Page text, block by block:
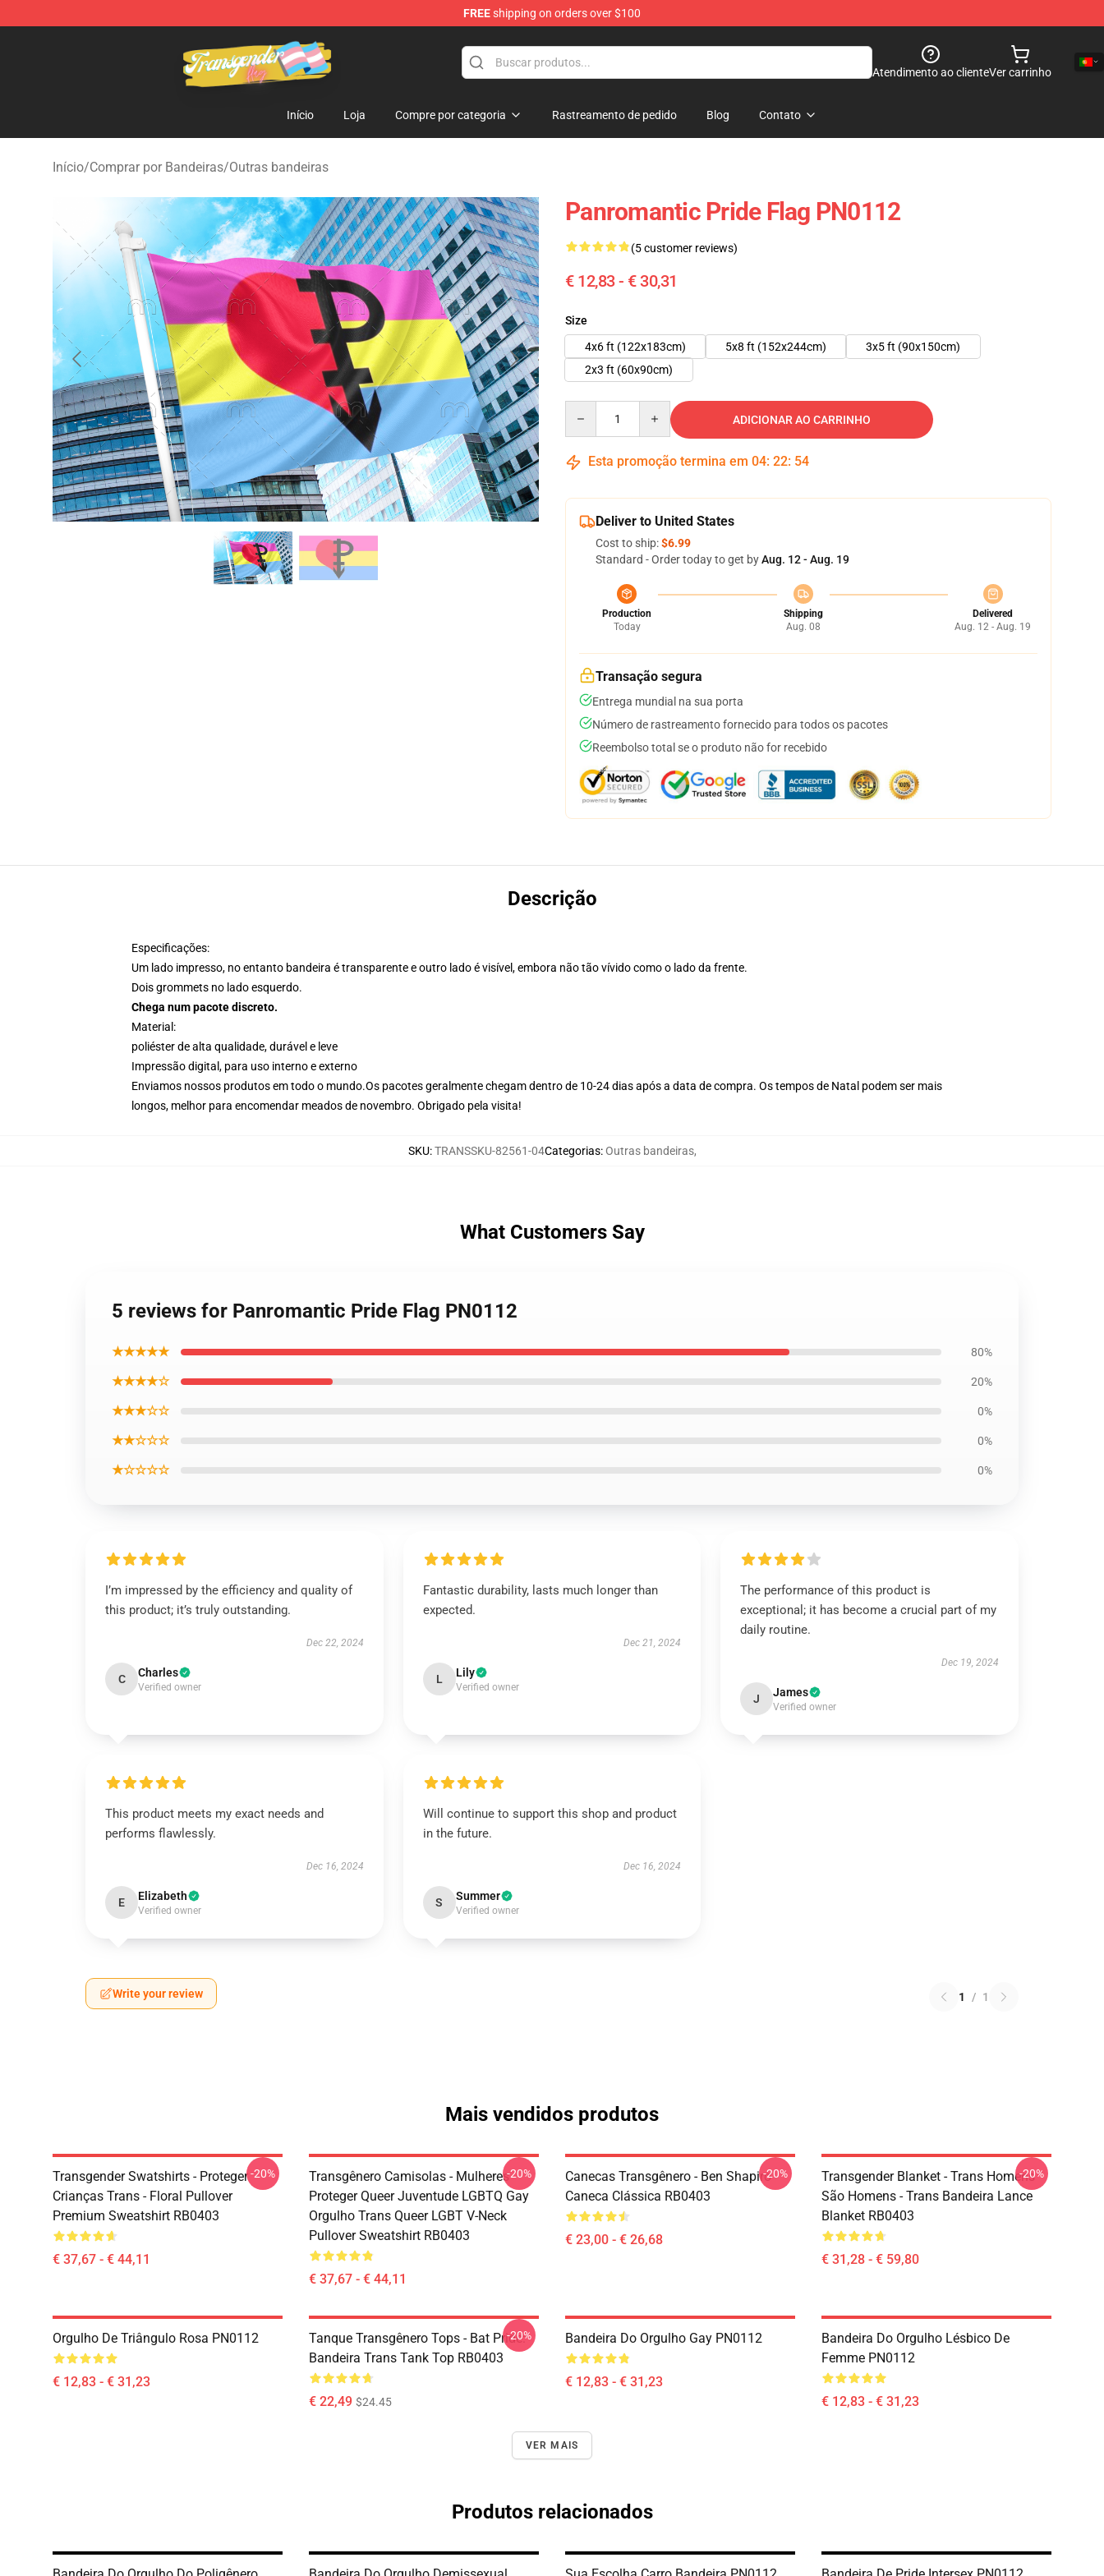
FREEshipping on orders over $100
Transgender Flag Store - The Best Transgender Flag Shop
Atendimento ao clienteVer carrinho
Início Loja Compre por categoria Rastreamento de pedido Blog Contato
Início/Comprar por Bandeiras/Outras bandeiras
Panromantic Pride Flag PN0112
(5 customer reviews)
€ 12,83 - € 30,31
Size
4x6 ft (122x183cm)
5x8 ft (152x244cm)
3x5 ft (90x150cm)
2x3 ft (60x90cm)
ADICIONAR AO CARRINHO
Esta promoção termina em 04: 22: 54
Deliver to United States
Cost to ship:$6.99
Standard - Order today to get byAug. 12 - Aug. 19
Production
Today
Shipping
Aug. 08
Delivered
Aug. 12 - Aug. 19
Transação segura
Entrega mundial na sua porta
Número de rastreamento fornecido para todos os pacotes
Reembolso total se o produto não for recebido
Descrição
Especificações:
Um lado impresso, no entanto bandeira é transparente e outro lado é visível, embora não tão vívido como o lado da frente.
Dois grommets no lado esquerdo.
Chega num pacote discreto.
Material:
poliéster de alta qualidade, durável e leve
Impressão digital, para uso interno e externo
Enviamos nossos produtos em todo o mundo.Os pacotes geralmente chegam dentro de 10-24 dias após a data de compra. Os tempos de Natal podem ser mais
longos, melhor para encomendar meados de novembro. Obrigado pela visita!
SKU:TRANSSKU-82561-04Categorias:Outras bandeiras,
What Customers Say
5 reviews for Panromantic Pride Flag PN0112
★★★★★ 80%
★★★★☆ 20%
★★★☆☆ 0%
★★☆☆☆ 0%
★☆☆☆☆ 0%
I’m impressed by the efficiency and quality of
this product; it’s truly outstanding.
Dec 22, 2024
C Charles
Verified owner
Fantastic durability, lasts much longer than
expected.
Dec 21, 2024
L Lily
Verified owner
The performance of this product is
exceptional; it has become a crucial part of my
daily routine.
Dec 19, 2024
J James
Verified owner
This product meets my exact needs and
performs flawlessly.
Dec 16, 2024
E Elizabeth
Verified owner
Will continue to support this shop and product
in the future.
Dec 16, 2024
S Summer
Verified owner
Write your review 1 / 1
Mais vendidos produtos
Transgender Swatshirts - Proteger
Crianças Trans - Floral Pullover
Premium Sweatshirt RB0403
€ 37,67 - € 44,11
-20%
Transgênero Camisolas - Mulheres
Proteger Queer Juventude LGBTQ Gay
Orgulho Trans Queer LGBT V-Neck
Pullover Sweatshirt RB0403
€ 37,67 - € 44,11
-20%
Canecas Transgênero - Ben Shapiro
Caneca Clássica RB0403
€ 23,00 - € 26,68
-20%
Transgender Blanket - Trans Homens
São Homens - Trans Bandeira Lance
Blanket RB0403
€ 31,28 - € 59,80
-20%
Orgulho De Triângulo Rosa PN0112
€ 12,83 - € 31,23
Tanque Transgênero Tops - Bat Pride:
Bandeira Trans Tank Top RB0403
€ 22,49 $24.45
-20% Bandeira Do Orgulho Gay PN0112
€ 12,83 - € 31,23
Bandeira Do Orgulho Lésbico De
Femme PN0112
€ 12,83 - € 31,23
VER MAIS
Produtos relacionados